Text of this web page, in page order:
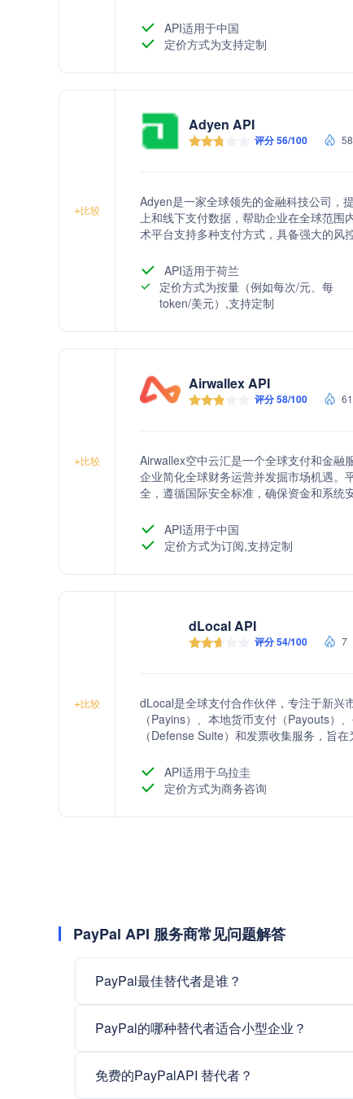
API适用于中国
定价方式为支持定制
+比较
Adyen API
评分 56/100 58
Adyen是一家全球领先的金融科技公司，
上和线下支付数据，帮助企业在全球范围
术平台支持多种支付方式，具备强大的风
API适用于荷兰
定价方式为按量（例如每次/元、每
token/美元）,支持定制
+比较
Airwallex API
评分 58/100 61
Airwallex空中云汇是一个全球支付和金融
企业简化全球财务运营并发掘市场机遇。
全，遵循国际安全标准，确保资金和系统
API适用于中国
定价方式为订阅,支持定制
+比较
dLocal API
评分 54/100 7
dLocal是全球支付合作伙伴，专注于新兴
（Payins）、本地货币支付（Payouts）
（Defense Suite）和发票收集服务，旨
API适用于乌拉圭
定价方式为商务咨询
PayPal API 服务商常见问题解答
PayPal最佳替代者是谁？
PayPal的哪种替代者适合小型企业？
免费的PayPalAPI 替代者？